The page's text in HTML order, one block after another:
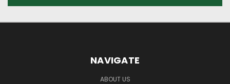
NAVIGATE
ABOUT US